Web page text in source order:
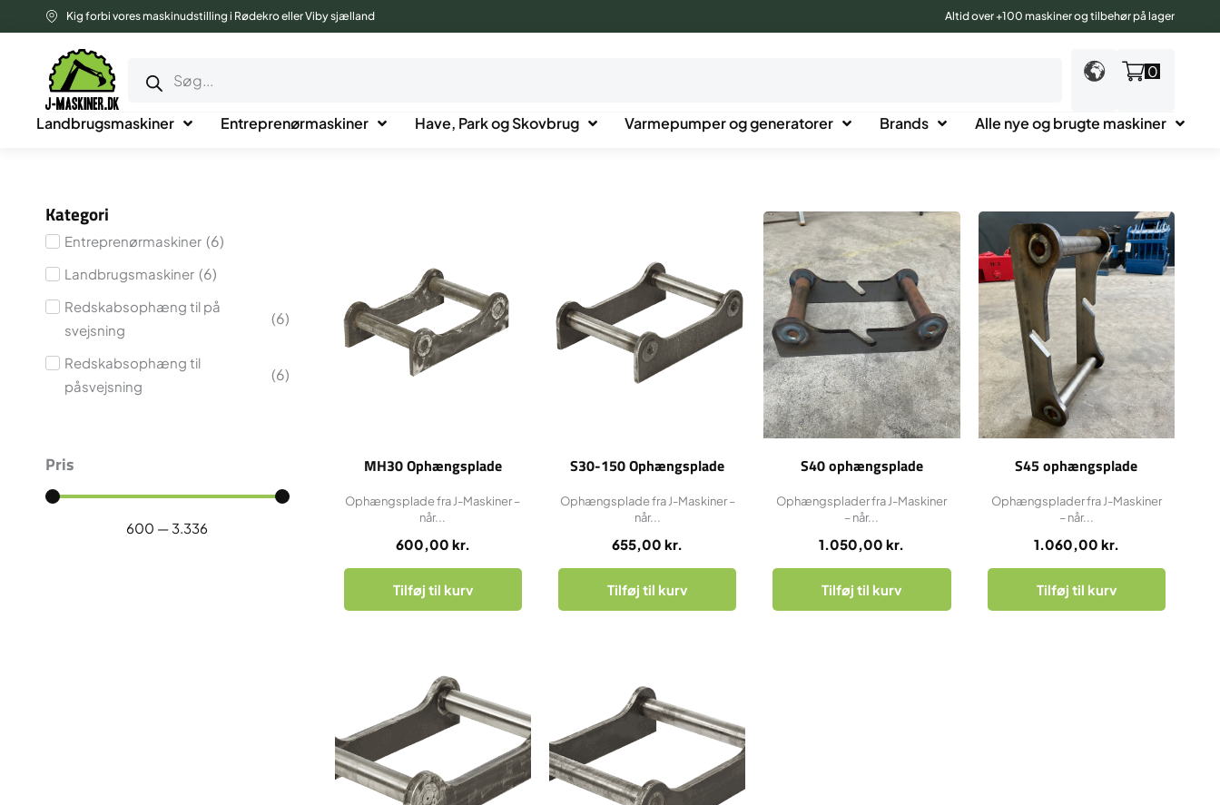
til
indholdet
Kig forbi vores maskinudstilling i Rødekro eller Viby sjælland Altid over +100 maskiner og tilbehør på lager
0
Landbrugsmaskiner Entreprenørmaskiner Have, Park og Skovbrug Varmepumper og generatorer Brands Alle nye og brugte maskiner
Kategori
Entreprenørmaskiner (6)
Landbrugsmaskiner (6)
Redskabsophæng til på
svejsning
(6)
Redskabsophæng til
påsvejsning
(6)
Pris
600 — 3.336
MH30 Ophængsplade
600,00 kr.
Ophængsplade fra J-Maskiner –
når...
Tilføj til kurv
S30-150 Ophængsplade
655,00kr.
Ophængsplade fra J-Maskiner –
når...
Tilføj til kurv
S40 ophængsplade
1.050,00kr.
Ophængsplader fra J-Maskiner
– når...
Tilføj til kurv
S45 ophængsplade
1.060,00 kr.
Ophængsplader fra J-Maskiner
– når...
Tilføj til kurv